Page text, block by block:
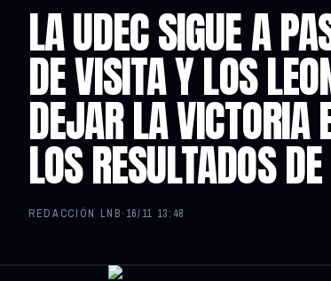
LA UDEC SIGUE A
DE VISITA Y LOS
DEJAR LA VICTORIA
LOS RESULTADOS
REDACCIÓN LNB· 16/11 13:48